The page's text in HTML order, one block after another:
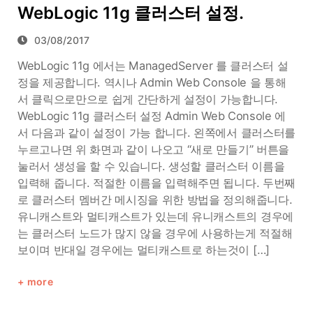
WebLogic 11g 클러스터 설정.
03/08/2017
WebLogic 11g 에서는 ManagedServer 를 클러스터 설
정을 제공합니다. 역시나 Admin Web Console 을 통해
서 클릭으로만으로 쉽게 간단하게 설정이 가능합니다.
WebLogic 11g 클러스터 설정 Admin Web Console 에
서 다음과 같이 설정이 가능 합니다. 왼쪽에서 클러스터를
누르고나면 위 화면과 같이 나오고 “새로 만들기” 버튼을
눌러서 생성을 할 수 있습니다. 생성할 클러스터 이름을
입력해 줍니다. 적절한 이름을 입력해주면 됩니다. 두번째
로 클러스터 멤버간 메시징을 위한 방법을 정의해줍니다.
유니캐스트와 멀티캐스트가 있는데 유니캐스트의 경우에
는 클러스터 노드가 많지 않을 경우에 사용하는게 적절해
보이며 반대일 경우에는 멀티캐스트로 하는것이 […]
more